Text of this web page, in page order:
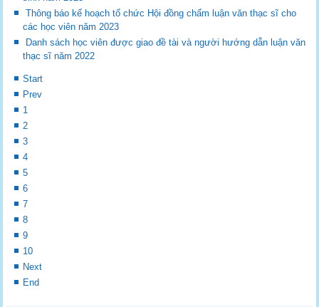
Thông báo kế hoạch tổ chức Hội đồng chấm luận văn thạc sĩ cho
các học viên năm 2023
Danh sách học viên được giao đề tài và người hướng dẫn luận văn
thạc sĩ năm 2022
Start
Prev
1
2
3
4
5
6
7
8
9
10
Next
End